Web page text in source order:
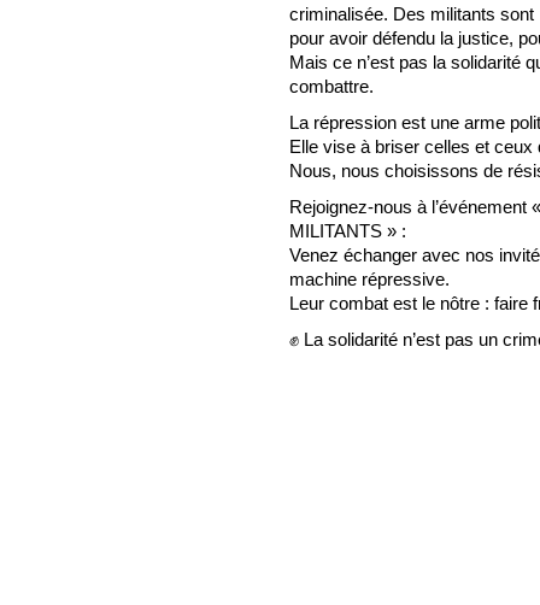
criminalisée. Des militants
pour avoir défendu la justice,
Mais ce n’est pas la solidarité
combattre.
La répression est une arme
Elle vise à briser celles et ceux
Nous, nous choisissons de
Rejoignez-nous à
MILITANTS » :
Venez échanger avec nos
machine répressive.
Leur combat est le nôtre : faire
✊ La solidarité n’est pas un